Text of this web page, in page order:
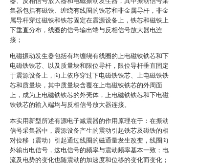
集器包括有磁铁、缠绕有线圈的铁芯和非金属导杆，非金
属导杆穿过磁铁和铁芯固定在震源设备上，铁芯和磁铁上
下垂直分布，线圈的信号输出端与反相信号放大器电连
接；
电磁振动发生器包括有均缠绕有线圈的上电磁铁铁芯和下
电磁铁铁芯、以及质量块和限位导杆，限位导杆垂直固定
于震源设备上，向上依序穿过下电磁铁铁芯、上电磁铁铁
芯和质量块，其中质量块含覆在上电磁铁铁芯的外周面
上，成为上电磁铁铁芯的外壳体，上电磁铁铁芯和下电磁
铁铁芯的输入端均与反相信号放大器连接。
本实用新型所述有源电子减震器的作用原理在于：在振动
信号采集器中，震源设备产生的震动引起铁芯及磁铁的相
对位移（震动）引起通过线圈的磁通量发生改变，线圈向
外输出电信号，这电信号的频率与震动频率基本一致；电
流及电势的变化也随震动的加速度和位移的变化而变化；